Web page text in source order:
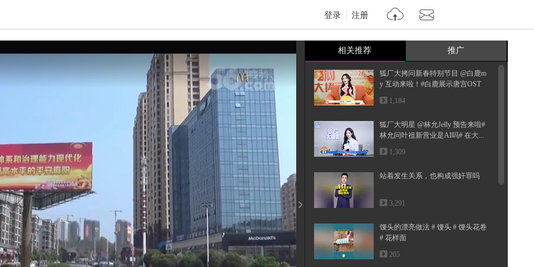
登录 注册
亮度 标准
饱和度 100
相关推荐 推广
狐厂大拷问新春特别节目️ @白鹿m
y 互动来啦！#白鹿展示唐宫OST
转...
1,184
狐厂大明星️ @林允Jelly 预告来啦#
林允问叶祖新营业是AI吗# 在大...
1,309
站着发生关系，也构成强奸罪吗
3,291
馒头的漂亮做法 # 馒头 # 馒头花卷
# 花样面
205